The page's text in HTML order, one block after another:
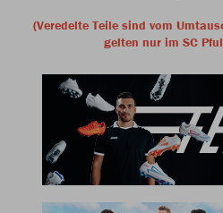
(Veredelte Teile sind vom
gelten nur im SC